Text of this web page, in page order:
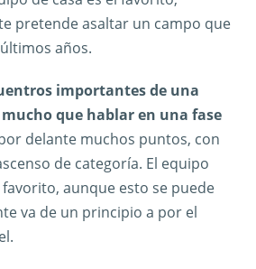
pretende asaltar un campo que
años.
importantes de una
que hablar en una fase
delante muchos puntos, con
de categoría. El equipo
aunque esto se puede
va de un principio a por el